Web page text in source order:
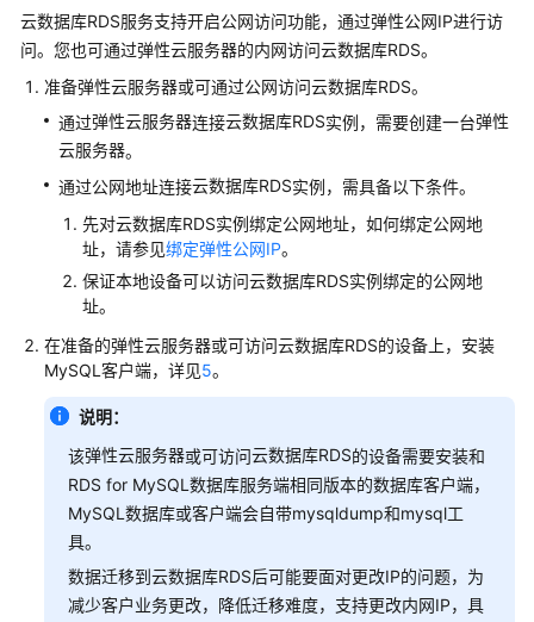
服
务
公
品
说
明
快
云数据库RDS服务支持开启公网访问功能，通过弹性公网IP进行访
问。您也可通过弹性云服务器的内网访问云数据库RDS。
准备弹性云服务器或可通过公网访问云数据库RDS。
通过弹性云服务器连接云数据库RDS实例，需要创建一台弹性
云服务器。
通过公网地址连接云数据库RDS实例，需具备以下条件。
先对云数据库RDS实例绑定公网地址，如何绑定公网地
址，请参见绑定弹性公网IP。
保证本地设备可以访问云数据库RDS实例绑定的公网地
址。
在准备的弹性云服务器或可访问云数据库RDS的设备上，安装
MySQL客户端，详见5。
说明：
该弹性云服务器或可访问云数据库RDS的设备需要安装和
RDS for MySQL数据库服务端相同版本的数据库客户端，
MySQL数据库或客户端会自带mysqldump和mysql工
具。
数据迁移到云数据库RDS后可能要面对更改IP的问题，为
减少客户业务更改，降低迁移难度，支持更改内网IP，具